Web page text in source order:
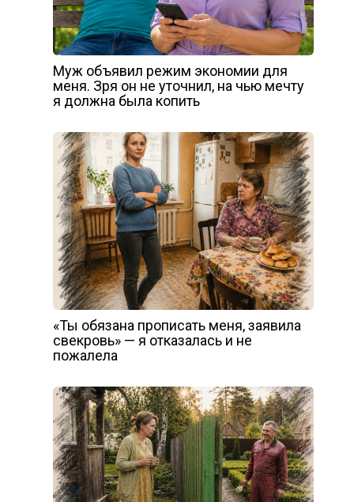
Муж объявил режим экономии для
меня. Зря он не уточнил, на чью мечту
я должна была копить
«Ты обязана прописать меня, заявила
свекровь» — я отказалась и не
пожалела